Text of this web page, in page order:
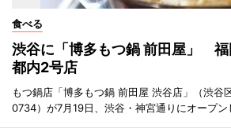
食べる
渋谷に「博多もつ鍋 前田屋」 福
都内2号店
もつ鍋店「博多もつ鍋 前田屋 渋谷店」（渋
0734）が7月19日、渋谷・神宮通りにオープン